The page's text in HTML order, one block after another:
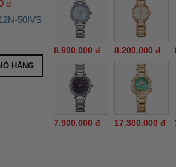
đ
50IVS
HÀNG
8.900.000 đ 8.200.000 đ
7.900.000 đ 17.300.000 đ